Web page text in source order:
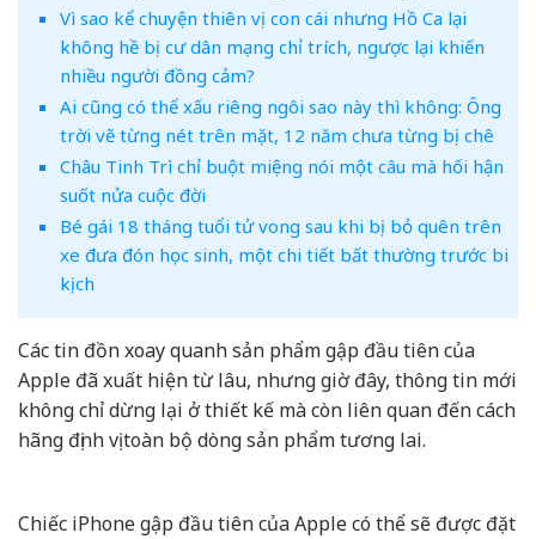
Vì sao kể chuyện thiên vị con cái nhưng Hồ Ca lại
không hề bị cư dân mạng chỉ trích, ngược lại khiến
nhiều người đồng cảm?
Ai cũng có thể xấu riêng ngôi sao này thì không: Ông
trời vẽ từng nét trên mặt, 12 năm chưa từng bị chê
Châu Tinh Trì chỉ buột miệng nói một câu mà hối hận
suốt nửa cuộc đời
Bé gái 18 tháng tuổi tử vong sau khi bị bỏ quên trên
xe đưa đón học sinh, một chi tiết bất thường trước bi
kịch
Các tin đồn xoay quanh sản phẩm gập đầu tiên của
Apple đã xuất hiện từ lâu, nhưng giờ đây, thông tin mới
không chỉ dừng lại ở thiết kế mà còn liên quan đến cách
hãng định vị toàn bộ dòng sản phẩm tương lai.
Chiếc iPhone gập đầu tiên của Apple có thể sẽ được đặt